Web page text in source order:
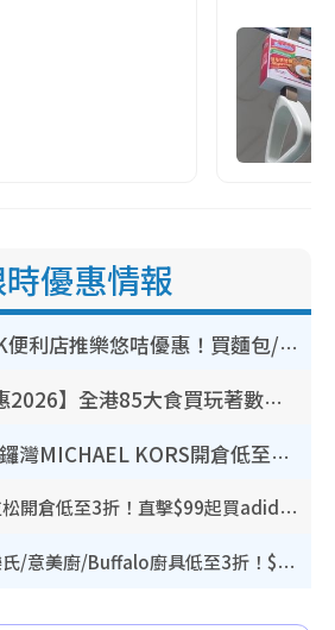
優惠情報
長者優惠｜OK便利店推樂悠咭優惠！買麵包/牛奶/保健品拍卡即減
【8月生日優惠2026】全港85大食買玩著數攻略 自助餐/火鍋放題同行免費＋誠品/DONKI送現金券
開倉優惠｜銅鑼灣MICHAEL KORS開倉低至17折！直擊$500起買手袋/銀包/鞋款 必買經典Jet Set系列
開倉優惠｜馬拉松開倉低至3折！直擊$99起買adidas／New Balance／Puma鞋款 STANLEY保溫杯劈價至$119起
廚具優惠｜普樂氏/意美廚/Buffalo廚具低至3折！$89起買煎鍋／炒鑊／個人鍋 同場小家電激減至$99起